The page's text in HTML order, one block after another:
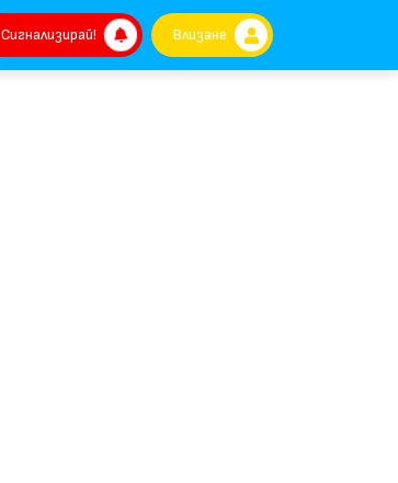
Сигнализирай! Влизане